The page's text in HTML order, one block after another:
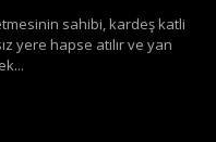
sahibi, kardeş katli
yere hapse atılır ve yan